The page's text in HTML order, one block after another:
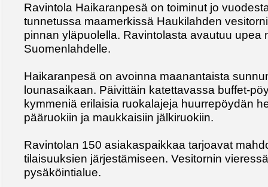
Ravintola Haikaranpesä on toiminut jo
tunnetussa maamerkissä Haukilahden
pinnan yläpuolella. Ravintolasta avautuu upea
Suomenlahdelle.
Haikaranpesä on avoinna maanantaista
lounasaikaan. Päivittäin katettavassa buffet-
kymmeniä erilaisia ruokalajeja huurrepöydän
pääruokiin ja maukkaisiin jälkiruokiin.
Ravintolan 150 asiakaspaikkaa tarjoavat
tilaisuuksien järjestämiseen. Vesitornin
pysäköintialue.